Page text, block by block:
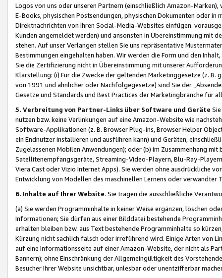
Logos von uns oder unseren Partnern (einschließlich Amazon-
E-Books, physischen Postsendungen, physischen Dokumenten oder in
Direktnachrichten von Ihren Social-Media-Websites einfügen.
Kunden angemeldet werden) und ansonsten in Übereinstimmung mit
stehen. Auf unser Verlangen stellen Sie uns repräsentative
Bestimmungen eingehalten haben. Wir werden die Form und den
Sie die Zertifizierung nicht in Übereinstimmung mit unserer
Klarstellung: (i) Für die Zwecke der geltenden Marketinggesetze (z. B.
von 1991 und ähnlicher oder Nachfolgegesetze) sind Sie der
Gesetze und Standards und Best Practices der Marketingbranche für
5. Verbreitung von Partner-Links über Software und Geräte
nutzen bzw. keine Verlinkungen auf eine Amazon-Website wie
Software-Applikationen (z. B. Browser Plug-ins, Browser Helper
ein Endnutzer installieren und ausführen kann) und Geräten,
Zugelassenen Mobilen Anwendungen); oder (b) im Zusammenhang
Satellitenempfangsgeräte, Streaming-Video-Playern, Blu-Ray-
Viera Cast oder Vizio Internet Apps). Sie werden ohne ausdrückliche
Entwicklung von Modellen des maschinellen Lernens oder
6. Inhalte auf Ihrer Website. Sie tragen die ausschließliche
(a) Sie werden Programminhalte in keiner Weise ergänzen, löschen
Informationen; Sie dürfen aus einer Bilddatei bestehende
erhalten bleiben bzw. aus Text bestehende Programminhalte so
Kürzung nicht sachlich falsch oder irreführend wird. Einige Arten von
auf eine Informationsseite auf einer Amazon-Website, der nicht als
Bannern); ohne Einschränkung der Allgemeingültigkeit des
Besucher Ihrer Website unsichtbar, unlesbar oder unentzifferbar